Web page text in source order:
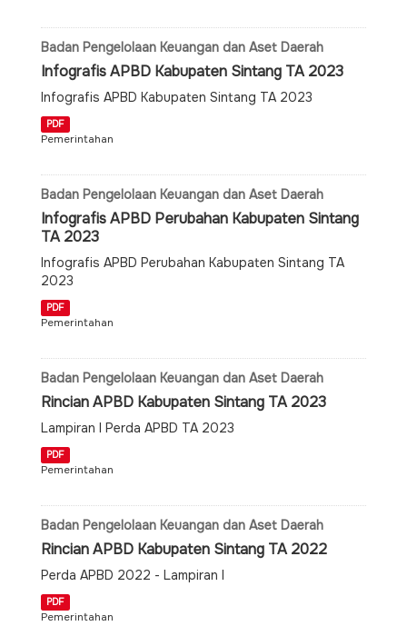
Badan Pengelolaan Keuangan dan Aset Daerah
Infografis APBD Kabupaten Sintang TA 2023
Infografis APBD Kabupaten Sintang TA 2023
PDF
Pemerintahan
Badan Pengelolaan Keuangan dan Aset Daerah
Infografis APBD Perubahan Kabupaten Sintang
TA 2023
Infografis APBD Perubahan Kabupaten Sintang TA
2023
PDF
Pemerintahan
Badan Pengelolaan Keuangan dan Aset Daerah
Rincian APBD Kabupaten Sintang TA 2023
Lampiran I Perda APBD TA 2023
PDF
Pemerintahan
Badan Pengelolaan Keuangan dan Aset Daerah
Rincian APBD Kabupaten Sintang TA 2022
Perda APBD 2022 - Lampiran I
PDF
Pemerintahan